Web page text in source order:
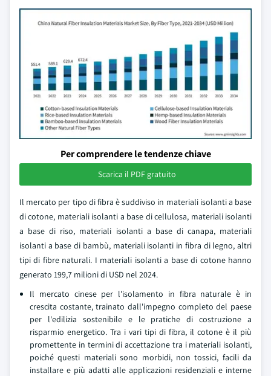
Per comprendere le tendenze chiave
Scarica il PDF gratuito
Il mercato per tipo di fibra è suddiviso in materiali isolanti a base
di cotone, materiali isolanti a base di cellulosa, materiali isolanti
a base di riso, materiali isolanti a base di canapa, materiali
isolanti a base di bambù, materiali isolanti in fibra di legno, altri
tipi di fibre naturali. I materiali isolanti a base di cotone hanno
generato 199,7 milioni di USD nel 2024.
Il mercato cinese per l'isolamento in fibra naturale è in
crescita costante, trainato dall'impegno completo del paese
per l'edilizia sostenibile e le pratiche di costruzione a
risparmio energetico. Tra i vari tipi di fibra, il cotone è il più
promettente in termini di accettazione tra i materiali isolanti,
poiché questi materiali sono morbidi, non tossici, facili da
installare e più adatti alle applicazioni residenziali e interne